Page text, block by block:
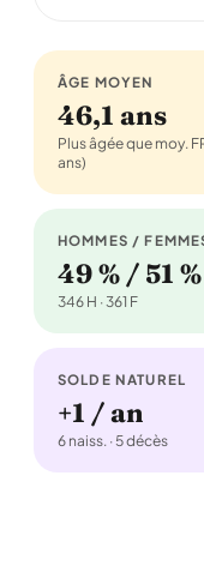
ÂGE MOYEN
46,1 ans
Plus âgée que moy.
ans)
HOMMES /
49 % / 51 %
346 H · 361 F
SOLDE NATUREL
+1 / an
6 naiss. · 5 décès